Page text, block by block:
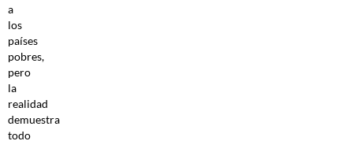
a
los
países
pobres,
pero
la
realidad
demuestra
todo